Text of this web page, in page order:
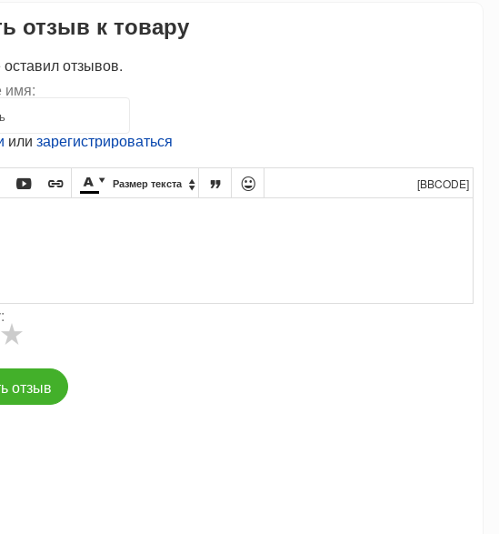
отзыв к товару
отзывов.
или зарегистрироваться
    Размер текста    [BBCODE]
отзыв